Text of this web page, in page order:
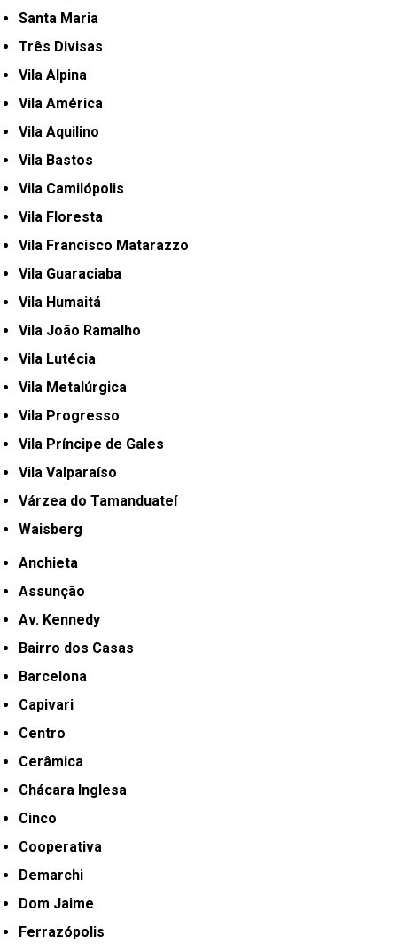
Santa Maria
Três Divisas
Vila Alpina
Vila América
Vila Aquilino
Vila Bastos
Vila Camilópolis
Vila Floresta
Vila Francisco Matarazzo
Vila Guaraciaba
Vila Humaitá
Vila João Ramalho
Vila Lutécia
Vila Metalúrgica
Vila Progresso
Vila Príncipe de Gales
Vila Valparaíso
Várzea do Tamanduateí
Waisberg
Anchieta
Assunção
Av. Kennedy
Bairro dos Casas
Barcelona
Capivari
Centro
Cerâmica
Chácara Inglesa
Cinco
Cooperativa
Demarchi
Dom Jaime
Ferrazópolis